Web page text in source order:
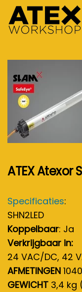
Terug naar
ATEX Atexor
Specificaties:
SHN2LED
Koppelbaar: Ja
Verkrijgbaar in:
24 VAC/DC, 42
AFMETINGEN
GEWICHT 3,4 kg